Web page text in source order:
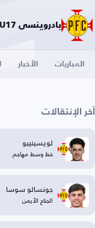
بادروينسي U17 ( البرتغال )
المباريات الأخبار
آخر الإنتقالات
لويسينييو
خط وسط مهاجم
جونسالو سوسا
الجناح الأيمن